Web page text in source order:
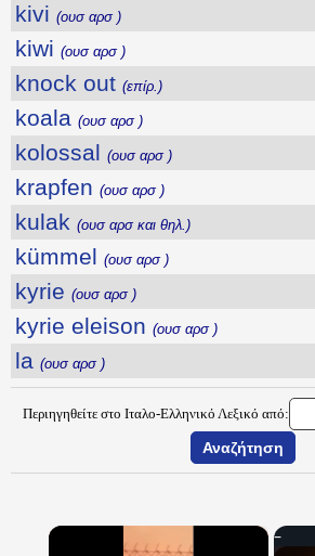
kivi (ουσ αρσ )
kiwi (ουσ αρσ )
knock out (επίρ.)
koala (ουσ αρσ )
kolossal (ουσ αρσ )
krapfen (ουσ αρσ )
kulak (ουσ αρσ και θηλ.)
kümmel (ουσ αρσ )
kyrie (ουσ αρσ )
kyrie eleison (ουσ αρσ )
la (ουσ αρσ )
Περιηγηθείτε στο Ιταλο-Ελληνικό Λεξικό από:
×